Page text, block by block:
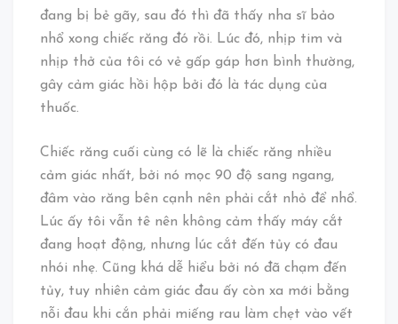
đang bị bẻ gãy, sau đó thì đã thấy nha sĩ bảo
nhổ xong chiếc răng đó rồi. Lúc đó, nhịp tim và
nhịp thở của tôi có vẻ gấp gáp hơn bình thường,
gây cảm giác hồi hộp bởi đó là tác dụng của
thuốc.
Chiếc răng cuối cùng có lẽ là chiếc răng nhiều
cảm giác nhất, bởi nó mọc 90 độ sang ngang,
đâm vào răng bên cạnh nên phải cắt nhỏ để nhổ.
Lúc ấy tôi vẫn tê nên không cảm thấy máy cắt
đang hoạt động, nhưng lúc cắt đến tủy có đau
nhói nhẹ. Cũng khá dễ hiểu bởi nó đã chạm đến
tủy, tuy nhiên cảm giác đau ấy còn xa mới bằng
nỗi đau khi cắn phải miếng rau làm chẹt vào vết